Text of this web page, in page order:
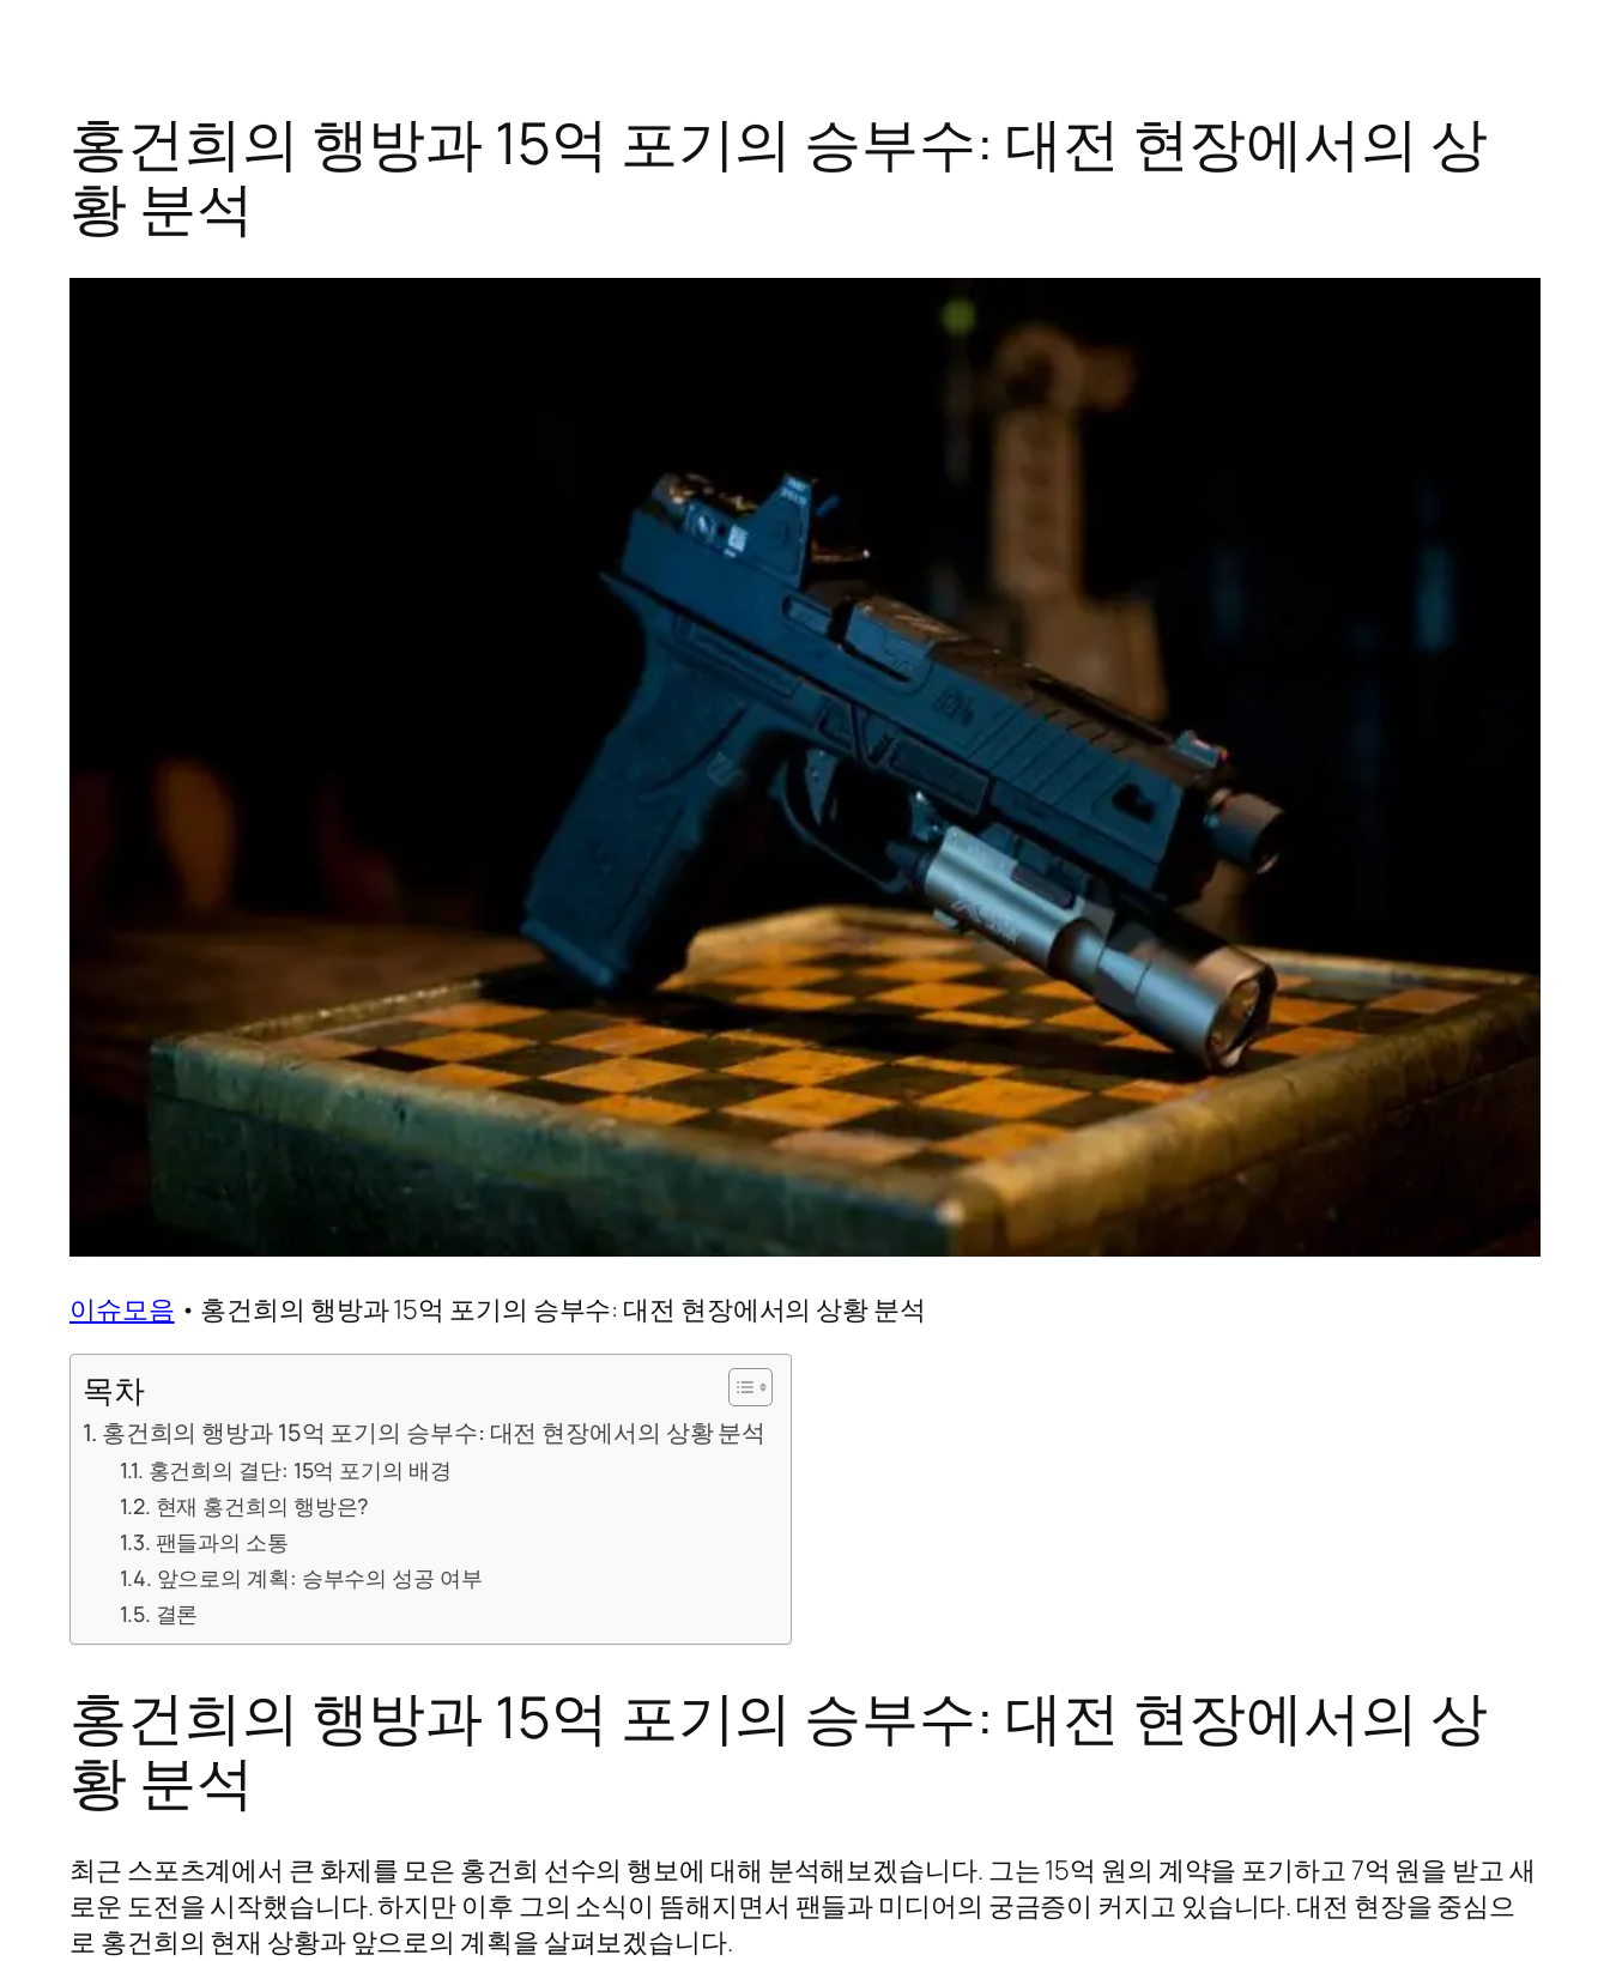
홍건희의 행방과 15억 포기의 승부수: 대전 현장에서의 상
황 분석
이슈모음 • 홍건희의 행방과 15억 포기의 승부수: 대전 현장에서의 상황 분석
목차
홍건희의 행방과 15억 포기의 승부수: 대전 현장에서의 상황 분석
홍건희의 결단: 15억 포기의 배경
현재 홍건희의 행방은?
팬들과의 소통
앞으로의 계획: 승부수의 성공 여부
결론
홍건희의 행방과 15억 포기의 승부수: 대전 현장에서의 상
황 분석
최근 스포츠계에서 큰 화제를 모은 홍건희 선수의 행보에 대해 분석해보겠습니다. 그는 15억 원의 계약을 포기하고 7억 원을 받고 새
로운 도전을 시작했습니다. 하지만 이후 그의 소식이 뜸해지면서 팬들과 미디어의 궁금증이 커지고 있습니다. 대전 현장을 중심으
로 홍건희의 현재 상황과 앞으로의 계획을 살펴보겠습니다.